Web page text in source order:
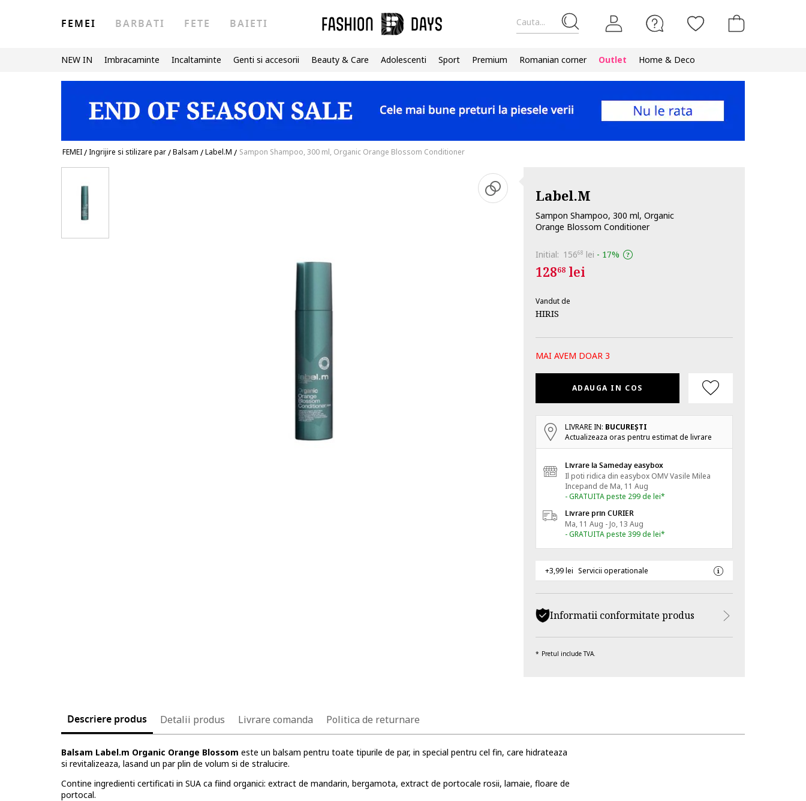
Cauta...
FEMEI BARBATI FETE BAIETI
NEW IN Imbracaminte Incaltaminte Genti si accesorii Beauty & Care Adolescenti Sport Premium Romanian corner Outlet Home & Deco
FEMEI/Ingrijire si stilizare par/Balsam /Label.M / Sampon Shampoo, 300 ml, Organic Orange Blossom Conditioner
Label.M
Sampon Shampoo, 300 ml, Organic
Orange Blossom Conditioner
Initial: 15668 lei - 17%
12868lei
Vandut de
HIRIS
MAI AVEM DOAR 3
ADAUGA IN COS
LIVRARE IN: BUCUREŞTI
Actualizeaza oras pentru estimat de livrare
Livrare la Sameday easybox
Il poti ridica din easybox OMV Vasile Milea
Incepand de Ma, 11 Aug
- GRATUITA peste 299 de lei*
Livrare prin CURIER
Ma, 11 Aug - Jo, 13 Aug
- GRATUITA peste 399 de lei*
+3,99 lei Servicii operationale
Informatii conformitate produs
Pretul include TVA.
Descriere produs Detalii produs Livrare comanda Politica de returnare
Balsam Label.m Organic Orange Blossom este un balsam pentru toate tipurile de par, in special pentru cel fin, care hidrateaza
si revitalizeaza, lasand un par plin de volum si de stralucire.
Contine ingredienti certificati in SUA ca fiind organici: extract de mandarin, bergamota, extract de portocale rosii, lamaie, floare de
portocal.